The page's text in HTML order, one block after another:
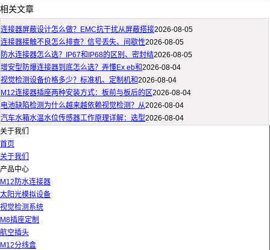
相关文章
连接器屏蔽设计怎么做？EMC抗干扰从屏蔽搭接2026-08-05
连接器接触不良怎么排查？信号丢失、间歇性2026-08-05
防水连接器怎么选？IP67和IP68的区别、密封结2026-08-05
增安型防爆连接器到底怎么选？弄懂Ex eb和2026-08-04
视觉检测设备价格多少？标准机、定制机和2026-08-04
M12连接器插座两种安装方式：板前与板后的区2026-08-04
电池缺陷检测为什么越来越依赖视觉检测？从2026-08-04
汽车水箱水温水位传感器工作原理详解：选型2026-08-04
关于我们
首页
关于我们
产品中心
M12防水连接器
太阳光模拟设备
视觉检测系统
M8插座定制
航空插头
M12分线盒